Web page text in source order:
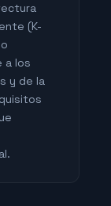
(K-
a los
y de la